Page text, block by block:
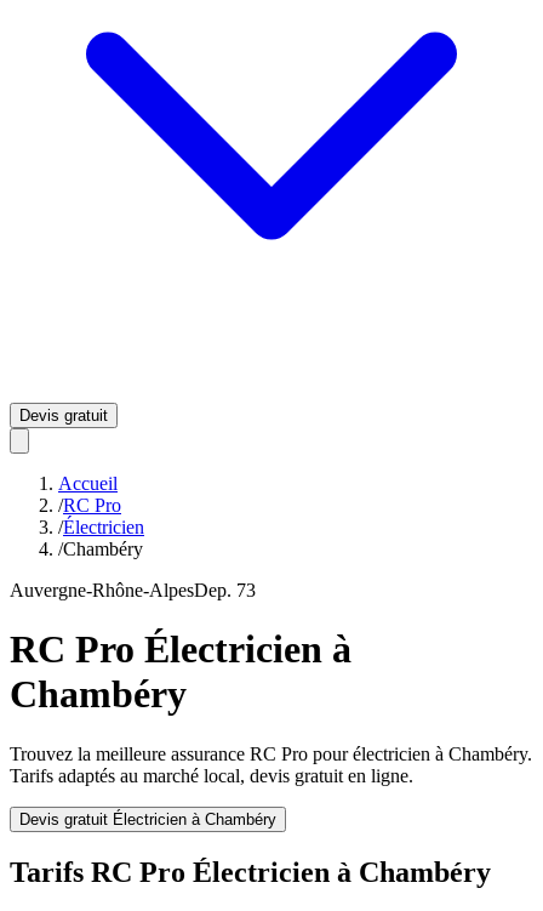
Devis gratuit
Accueil
/RC Pro
/Électricien
/Chambéry
Auvergne-Rhône-AlpesDep. 73
RC Pro Électricien à
Chambéry
Trouvez la meilleure assurance RC Pro pourélectricien à Chambéry.
Tarifs adaptés au marché local, devis gratuit en ligne.
Devis gratuit Électricien à Chambéry
Tarifs RC Pro Électricien à Chambéry